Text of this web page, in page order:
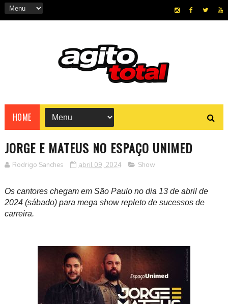
HOME
JORGE E MATEUS NO ESPAÇO UNIMED
Rodrigo Sanches abril 09, 2024 Show
Os cantores chegam em São Paulo no dia 13 de abril de
2024 (sábado) para mega show repleto de sucessos de
carreira.